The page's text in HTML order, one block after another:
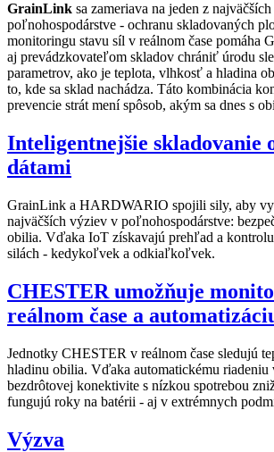
GrainLink sa zameriava na jeden z
poľnohospodárstve - ochranu skladovaných
monitoringu stavu síl v reálnom čase pomáha
aj prevádzkovateľom skladov chrániť úrodu
parametrov, ako je teplota, vlhkosť a hladina
to, kde sa sklad nachádza. Táto kombinácia
prevencie strát mení spôsob, akým sa dnes s
Inteligentnejšie skladovanie
dátami
GrainLink a HARDWARIO spojili sily, aby
najväčších výziev v poľnohospodárstve:
obilia. Vďaka IoT získavajú prehľad a
silách - kedykoľvek a odkiaľkoľvek.
CHESTER umožňuje
reálnom čase a
Jednotky CHESTER v reálnom čase sledujú
hladinu obilia. Vďaka automatickému riadeniu
bezdrôtovej konektivite s nízkou spotrebou
fungujú roky na batérii - aj v extrémnych
Výzva